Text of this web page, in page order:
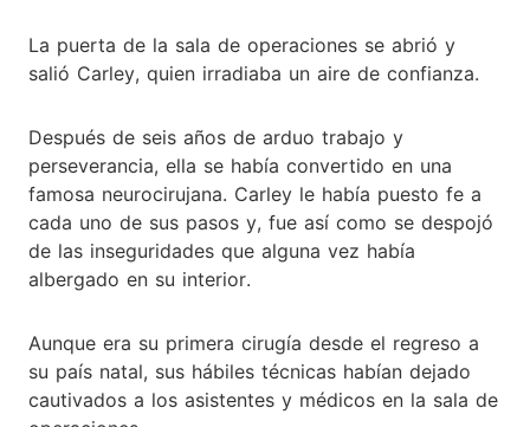
La puerta de la sala de operaciones se abrió y
salió Carley, quien irradiaba un aire de confianza.
Después de seis años de arduo trabajo y
perseverancia, ella se había convertido en una
famosa neurocirujana. Carley le había puesto fe a
cada uno de sus pasos y, fue así como se despojó
de las inseguridades que alguna vez había
albergado en su interior.
Aunque era su primera cirugía desde el regreso a
su país natal, sus hábiles técnicas habían dejado
cautivados a los asistentes y médicos en la sala de